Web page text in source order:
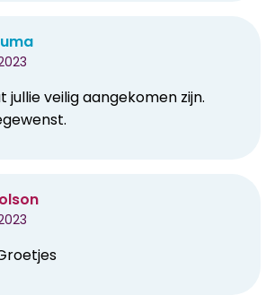
jullie veilig aangekomen zijn.